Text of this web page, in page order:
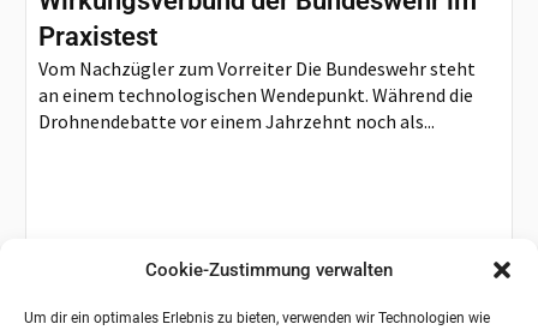
Cookie-Zustimmung verwalten
Um dir ein optimales Erlebnis zu bieten, verwenden wir Technologien wie
Praxistest
Vom Nachzügler zum Vorreiter Die Bundeswehr steht
an einem technologischen Wendepunkt. Während die
Drohnendebatte vor einem Jahrzehnt noch als...